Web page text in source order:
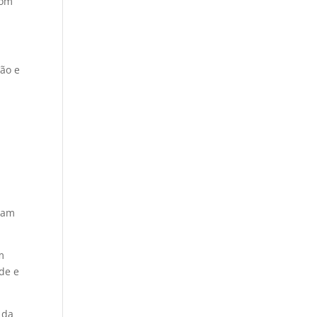
e
e